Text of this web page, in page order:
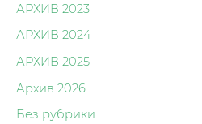
АРХИВ 2023
АРХИВ 2024
АРХИВ 2025
Архив 2026
Без рубрики